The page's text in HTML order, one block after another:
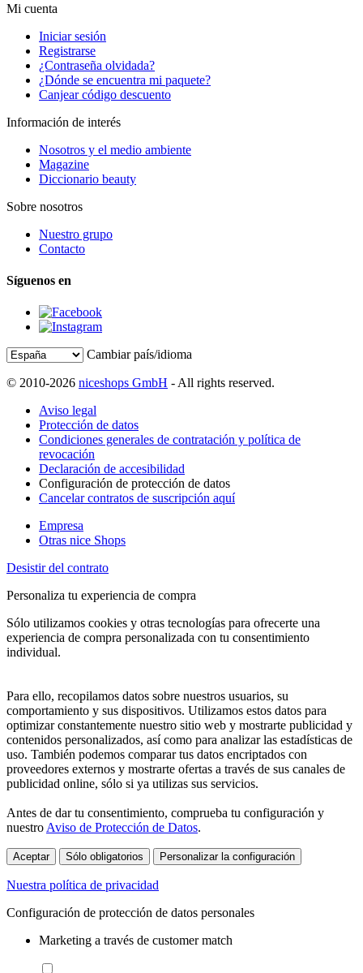
Mi cuenta
Iniciar sesión
Registrarse
¿Contraseña olvidada?
¿Dónde se encuentra mi paquete?
Canjear código descuento
Información de interés
Nosotros y el medio ambiente
Magazine
Diccionario beauty
Sobre nosotros
Nuestro grupo
Contacto
Síguenos en
Cambiar país/idioma
© 2010-2026 niceshops GmbH - All rights reserved.
Aviso legal
Protección de datos
Condiciones generales de contratación y política de
revocación
Declaración de accesibilidad
Configuración de protección de datos
Cancelar contratos de suscripción aquí
Empresa
Otras nice Shops
Desistir del contrato
Personaliza tu experiencia de compra
Sólo utilizamos cookies y otras tecnologías para ofrecerte una
experiencia de compra personalizada con tu consentimiento
individual.
Para ello, recopilamos datos sobre nuestros usuarios, su
comportamiento y sus dispositivos. Utilizamos estos datos para
optimizar constantemente nuestro sitio web y mostrarte publicidad y
contenidos personalizados, así como para analizar las estadísticas de
uso. También podemos comparar tus datos encriptados con
proveedores externos y mostrarte ofertas a través de sus canales de
publicidad online, sólo si ya utilizas sus servicios.
Antes de dar tu consentimiento, comprueba tu configuración y
nuestro Aviso de Protección de Datos.
Aceptar Sólo obligatorios Personalizar la configuración
Nuestra política de privacidad
Configuración de protección de datos personales
Marketing a través de customer match